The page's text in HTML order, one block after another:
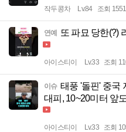
작두콩차 Lv.84 조회 1551
연예 또 파묘 당한(?)
아이스티이 Lv.33 조회
이슈 태풍 '돌핀' 중국
대피, 10~20미터 앞
아이스티이 Lv.33 조회